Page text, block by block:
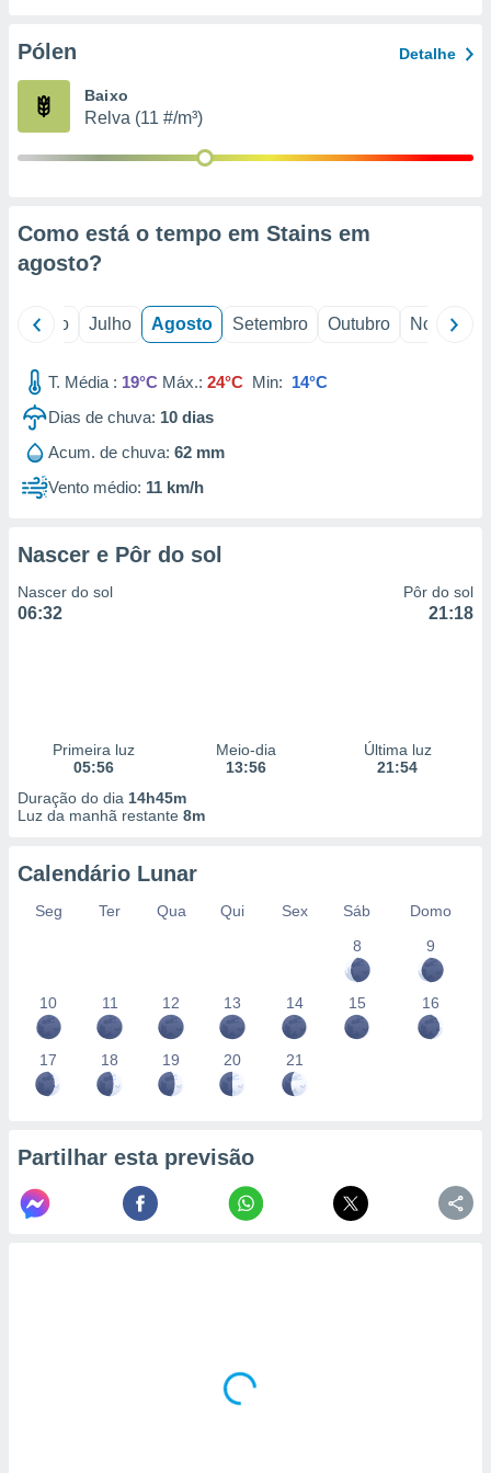
através
estudos
e
Pólen Detalhe
Baixo
Relva (11 #/m³)
Como está o tempo em Stains em
agosto?
Junho Julho Agosto Setembro Outubro Novembro
T. Média : 19°C Máx.: 24°C Min: 14°C
Dias de chuva: 10 dias
Acum. de chuva: 62 mm
Vento médio: 11 km/h
Nascer e Pôr do sol
Nascer do sol
06:32
Pôr do sol
21:18
Primeira luz
05:56
Meio-dia
13:56
Última luz
21:54
Duração do dia 14h45m
Luz da manhã restante 8m
Calendário Lunar
Seg Ter Qua Qui Sex Sáb
Domo
8
9
10 11 12 13 14 15 16
17 18 19 20 21
Partilhar esta previsão